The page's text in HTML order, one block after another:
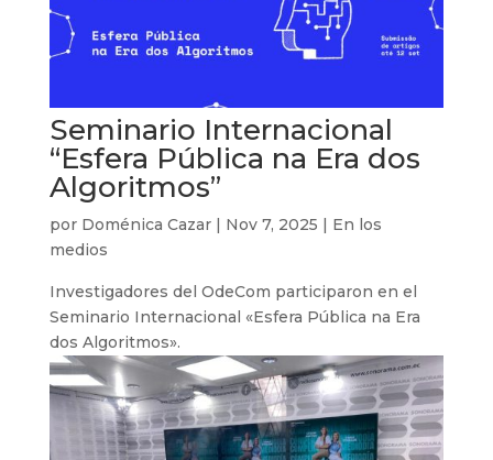
Seminario Internacional
“Esfera Pública na Era dos
Algoritmos”
por Doménica Cazar| Nov 7, 2025
En los
medios
Investigadores del OdeCom participaron en el
Seminario Internacional «Esfera Pública na Era
dos Algoritmos».